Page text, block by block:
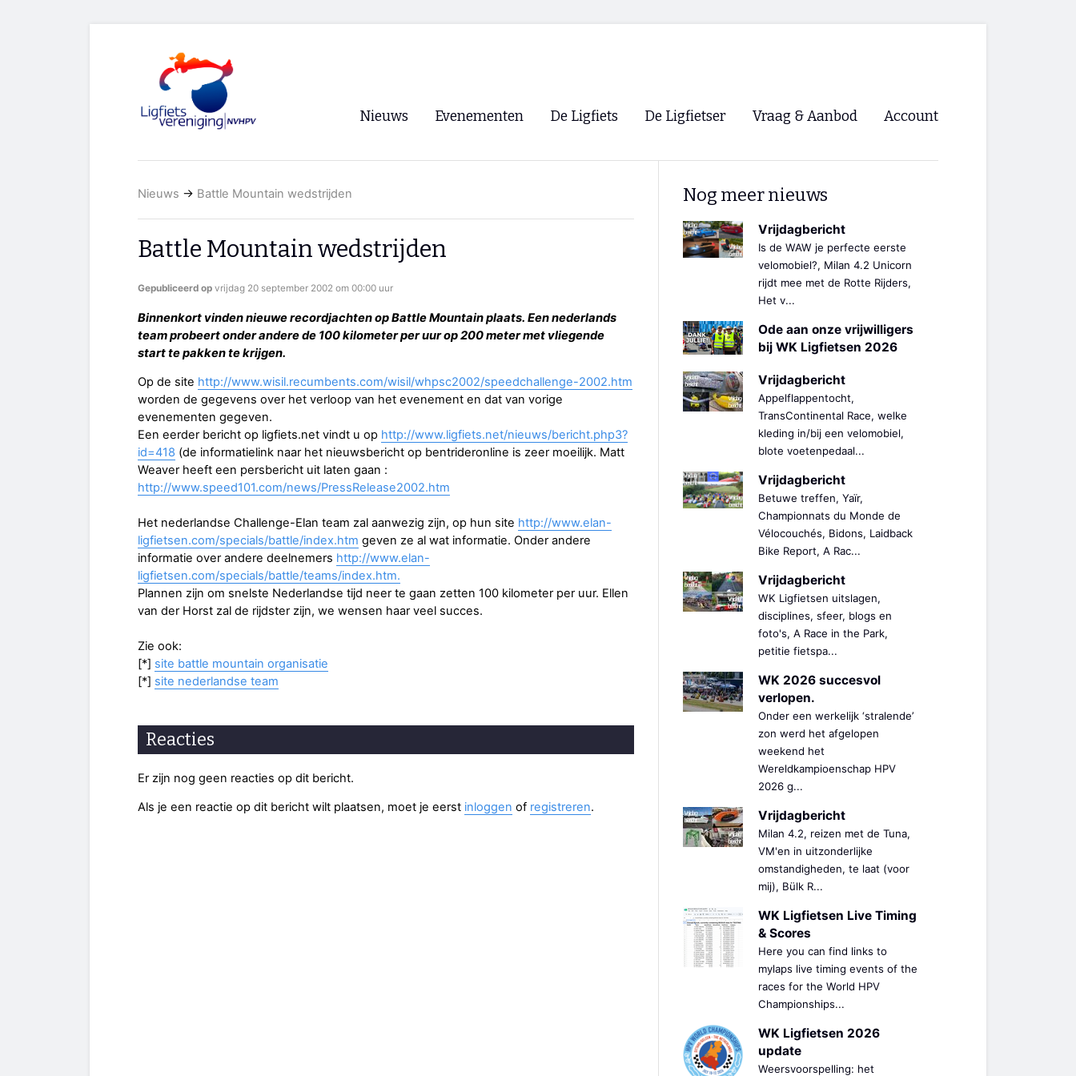
Nieuws
RSS
Evenementen
WK Ligfietsen 2026
Oliebollentocht
De Ligfiets De Ligfietser
Ligfietsvereninging NVHPV
Lokale Fietsverenigingen
Forum ligfietsers.nl 🡺
Vraag & Aanbod Account
Nieuws → Battle Mountain wedstrijden
Battle Mountain wedstrijden
Gepubliceerd op vrijdag 20 september 2002 om 00:00 uur
Binnenkort vinden nieuwe recordjachten op Battle Mountain plaats. Een nederlands
team probeert onder andere de 100 kilometer per uur op 200 meter met vliegende
start te pakken te krijgen.
Op de site http://www.wisil.recumbents.com/wisil/whpsc2002/speedchallenge-2002.htm
worden de gegevens over het verloop van het evenement en dat van vorige
evenementen gegeven.
Een eerder bericht op ligfiets.net vindt u op http://www.ligfiets.net/nieuws/bericht.php3?
id=418 (de informatielink naar het nieuwsbericht op bentrideronline is zeer moeilijk. Matt
Weaver heeft een persbericht uit laten gaan :
http://www.speed101.com/news/PressRelease2002.htm
Het nederlandse Challenge-Elan team zal aanwezig zijn, op hun site http://www.elan-
ligfietsen.com/specials/battle/index.htm geven ze al wat informatie. Onder andere
informatie over andere deelnemers http://www.elan-
ligfietsen.com/specials/battle/teams/index.htm.
Plannen zijn om snelste Nederlandse tijd neer te gaan zetten 100 kilometer per uur. Ellen
van der Horst zal de rijdster zijn, we wensen haar veel succes.
Zie ook:
[*] site battle mountain organisatie
[*] site nederlandse team
Reacties
Er zijn nog geen reacties op dit bericht.
Als je een reactie op dit bericht wilt plaatsen, moet je eerst inloggen of registreren.
Nog meer nieuws
Vrijdagbericht
Is de WAW je perfecte eerste
velomobiel?, Milan 4.2 Unicorn
rijdt mee met de Rotte Rijders,
Het v...
Ode aan onze vrijwilligers
bij WK Ligfietsen 2026
Vrijdagbericht
Appelflappentocht,
TransContinental Race, welke
kleding in/bij een velomobiel,
blote voetenpedaal...
Vrijdagbericht
Betuwe treffen, Yaïr,
Championnats du Monde de
Vélocouchés, Bidons, Laidback
Bike Report, A Rac...
Vrijdagbericht
WK Ligfietsen uitslagen,
disciplines, sfeer, blogs en
foto's, A Race in the Park,
petitie fietspa...
WK 2026 succesvol
verlopen.
Onder een werkelijk ‘stralende’
zon werd het afgelopen
weekend het
Wereldkampioenschap HPV
2026 g...
Vrijdagbericht
Milan 4.2, reizen met de Tuna,
VM'en in uitzonderlijke
omstandigheden, te laat (voor
mij), Bülk R...
WK Ligfietsen Live Timing
& Scores
Here you can find links to
mylaps live timing events of the
races for the World HPV
Championships...
WK Ligfietsen 2026
update
Weersvoorspelling: het